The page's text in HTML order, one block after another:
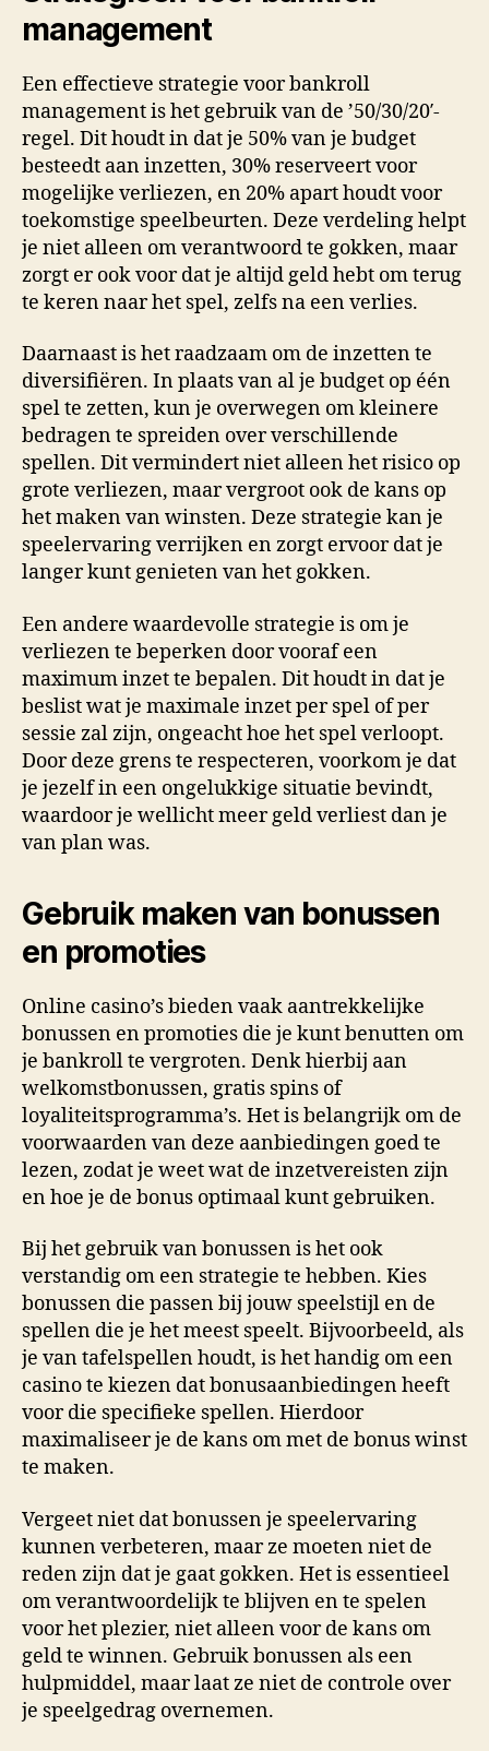
management
Een effectieve strategie voor bankroll
management is het gebruik van de ’50/30/20′-
regel. Dit houdt in dat je 50% van je budget
besteedt aan inzetten, 30% reserveert voor
mogelijke verliezen, en 20% apart houdt voor
toekomstige speelbeurten. Deze verdeling helpt
je niet alleen om verantwoord te gokken, maar
zorgt er ook voor dat je altijd geld hebt om terug
te keren naar het spel, zelfs na een verlies.
Daarnaast is het raadzaam om de inzetten te
diversifiëren. In plaats van al je budget op één
spel te zetten, kun je overwegen om kleinere
bedragen te spreiden over verschillende
spellen. Dit vermindert niet alleen het risico op
grote verliezen, maar vergroot ook de kans op
het maken van winsten. Deze strategie kan je
speelervaring verrijken en zorgt ervoor dat je
langer kunt genieten van het gokken.
Een andere waardevolle strategie is om je
verliezen te beperken door vooraf een
maximum inzet te bepalen. Dit houdt in dat je
beslist wat je maximale inzet per spel of per
sessie zal zijn, ongeacht hoe het spel verloopt.
Door deze grens te respecteren, voorkom je dat
je jezelf in een ongelukkige situatie bevindt,
waardoor je wellicht meer geld verliest dan je
van plan was.
Gebruik maken van bonussen
en promoties
Online casino’s bieden vaak aantrekkelijke
bonussen en promoties die je kunt benutten om
je bankroll te vergroten. Denk hierbij aan
welkomstbonussen, gratis spins of
loyaliteitsprogramma’s. Het is belangrijk om de
voorwaarden van deze aanbiedingen goed te
lezen, zodat je weet wat de inzetvereisten zijn
en hoe je de bonus optimaal kunt gebruiken.
Bij het gebruik van bonussen is het ook
verstandig om een strategie te hebben. Kies
bonussen die passen bij jouw speelstijl en de
spellen die je het meest speelt. Bijvoorbeeld, als
je van tafelspellen houdt, is het handig om een
casino te kiezen dat bonusaanbiedingen heeft
voor die specifieke spellen. Hierdoor
maximaliseer je de kans om met de bonus winst
te maken.
Vergeet niet dat bonussen je speelervaring
kunnen verbeteren, maar ze moeten niet de
reden zijn dat je gaat gokken. Het is essentieel
om verantwoordelijk te blijven en te spelen
voor het plezier, niet alleen voor de kans om
geld te winnen. Gebruik bonussen als een
hulpmiddel, maar laat ze niet de controle over
je speelgedrag overnemen.